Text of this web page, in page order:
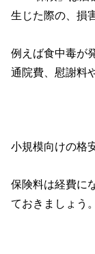
生じた際の、損
例えば食中毒が
通院費、慰謝料
小規模向けの格
保険料は経費に
ておきましょう。